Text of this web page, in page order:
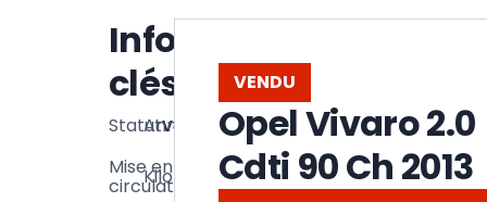
Voir la
Informations
clés
StatutVendu
Année 2013
Mise en
circulation 01/2013
Kilométrage
154
500
VENDU
Opel Vivaro 2.0
Cdti 90 Ch 2013